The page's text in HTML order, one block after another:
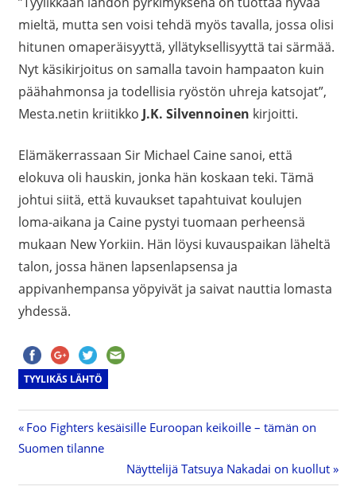
mieltä, mutta sen voisi tehdä myös tavalla, jossa olisi
hitunen omaperäisyyttä, yllätyksellisyyttä tai särmää.
Nyt käsikirjoitus on samalla tavoin hampaaton kuin
päähahmonsa ja todellisia ryöstön uhreja katsojat”,
Mesta.netin kriitikko J.K. Silvennoinen kirjoitti.
Elämäkerrassaan Sir Michael Caine sanoi, että
elokuva oli hauskin, jonka hän koskaan teki. Tämä
johtui siitä, että kuvaukset tapahtuivat koulujen
loma-aikana ja Caine pystyi tuomaan perheensä
mukaan New Yorkiin. Hän löysi kuvauspaikan läheltä
talon, jossa hänen lapsenlapsensa ja
appivanhempansa yöpyivät ja saivat nauttia lomasta
yhdessä.
TYYLIKÄS LÄHTÖ
Artikkelien
selaus
Previous
Post:
Foo Fighters kesäisille Euroopan keikoille – tämän on
Suomen tilanne
Next
Post:
Näyttelijä Tatsuya Nakadai on kuollut